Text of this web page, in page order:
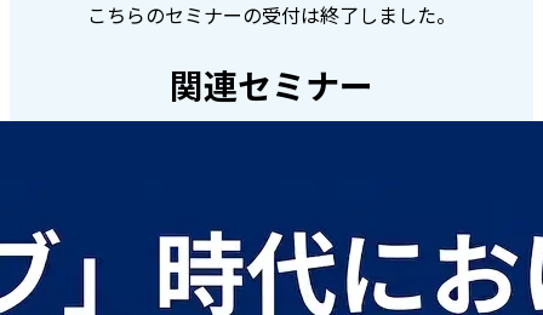
こちらのセミナーの受付は終了しました。
関連セミナー